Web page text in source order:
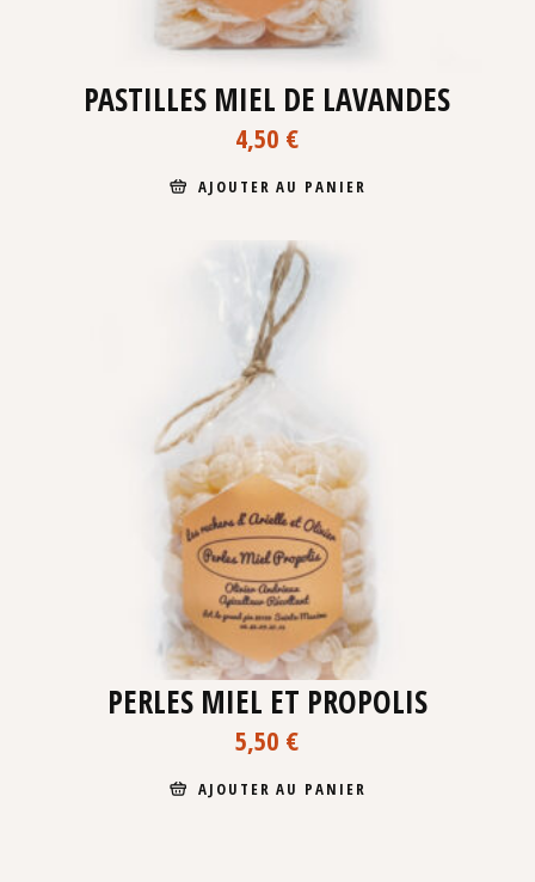
PASTILLES MIEL DE LAVANDES
4,50 €
AJOUTER AU PANIER
PERLES MIEL ET PROPOLIS
5,50 €
AJOUTER AU PANIER